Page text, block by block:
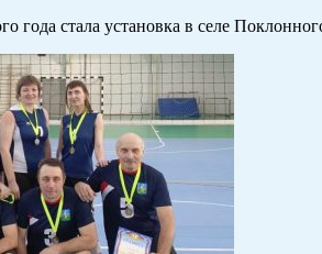
стала установка в селе